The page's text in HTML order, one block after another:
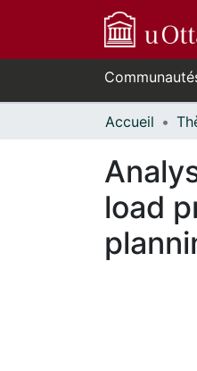
Accueil
load